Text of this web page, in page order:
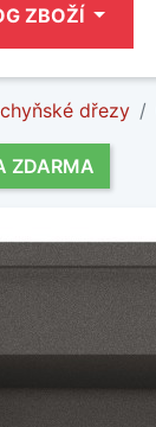
ZBOŽÍ
dřezy
ZDARMA